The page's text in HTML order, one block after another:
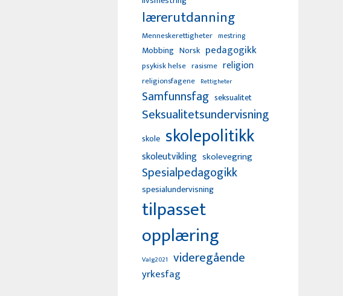
lærerutdanning
Menneskerettigheter mestring
Mobbing Norsk pedagogikk
psykisk helse rasisme religion
religionsfagene Rettigheter
Samfunnsfag seksualitet
Seksualitetsundervisning
skole skolepolitikk
skoleutvikling skolevegring
Spesialpedagogikk
spesialundervisning
tilpasset
opplæring
Valg2021 videregående
yrkesfag